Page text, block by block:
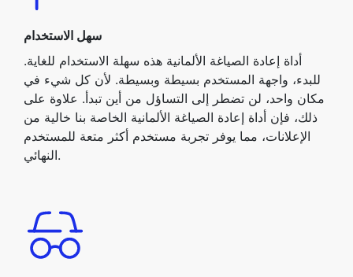
سهل الاستخدام
أداة إعادة الصياغة الألمانية هذه سهلة الاستخدام للغاية.
للبدء، واجهة المستخدم بسيطة وبسيطة. لأن كل شيء في
مكان واحد، لن تضطر إلى التساؤل من أين تبدأ. علاوة على
ذلك، فإن أداة إعادة الصياغة الألمانية الخاصة بنا خالية من
الإعلانات، مما يوفر تجربة مستخدم أكثر متعة للمستخدم
النهائي.